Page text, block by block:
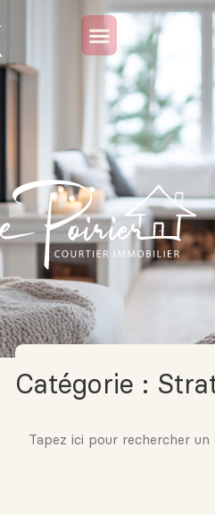
Catégorie :